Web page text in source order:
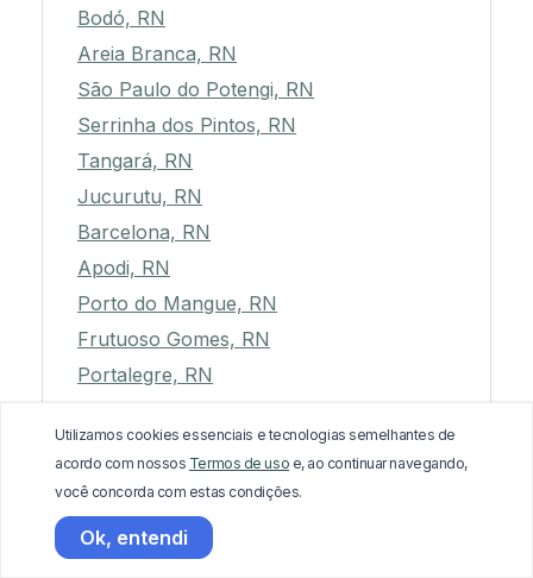
Bodó, RN
Areia Branca, RN
São Paulo do Potengi, RN
Serrinha dos Pintos, RN
Tangará, RN
Jucurutu, RN
Barcelona, RN
Apodi, RN
Porto do Mangue, RN
Frutuoso Gomes, RN
Portalegre, RN
Utilizamos cookies essenciais e tecnologias semelhantes de
acordo com nossos Termos de uso e, ao continuar navegando,
você concorda com estas condições.
Ok, entendi